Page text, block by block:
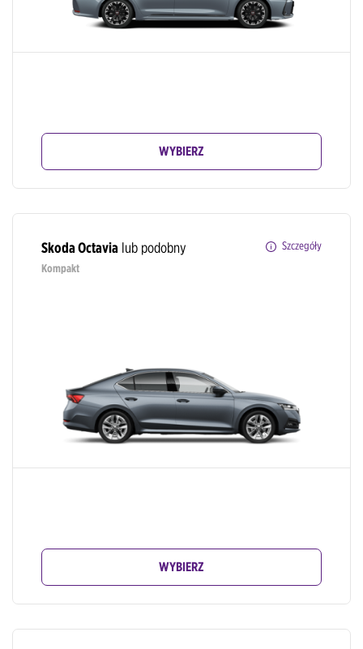
WYBIERZ
Skoda Octavia lub podobny
Szczegóły
Kompakt
WYBIERZ